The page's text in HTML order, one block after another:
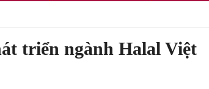
triển ngành Halal Việt